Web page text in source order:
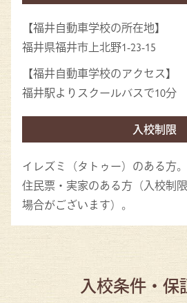
【福井自動車学校の所在地】
福井県福井市上北野1-23-15
【福井自動車学校のアクセス】
福井駅よりスクールバスで10分
入校制限
イレズミ（タトゥー）のある方
住民票・実家のある方（入校制
場合がございます）。
入校条件・保